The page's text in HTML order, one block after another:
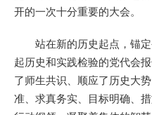
开的一次十分重要的大会。
站在新的历史起点，锚
起历史和实践检验的党代会
了师生共识、顺应了历史大
准、求真务实、目标明确、